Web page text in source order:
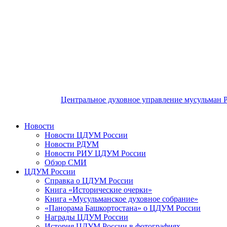
Центральное духовное управление мусульман
Новости
Новости ЦДУМ России
Новости РДУМ
Новости РИУ ЦДУМ России
Обзор СМИ
ЦДУМ России
Справка о ЦДУМ России
Книга «Исторические очерки»
Книга «Мусульманское духовное собрание»
«Панорама Башкортостана» о ЦДУМ России
Награды ЦДУМ России